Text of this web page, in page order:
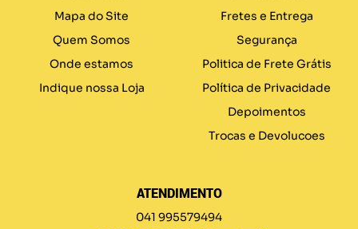
Mapa do Site
Quem Somos
Onde estamos
Indique nossa Loja
Fretes e Entrega
Segurança
Politica de Frete Grátis
Política de Privacidade
Depoimentos
Trocas e Devolucoes
ATENDIMENTO
041 995579494